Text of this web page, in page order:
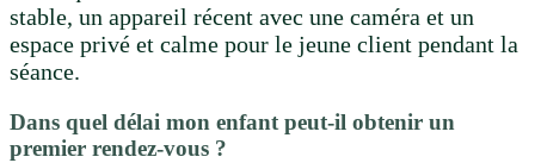
stable, un appareil récent avec une caméra et un
espace privé et calme pour le jeune client pendant la
séance.
Dans quel délai mon enfant peut-il obtenir un
premier rendez-vous ?